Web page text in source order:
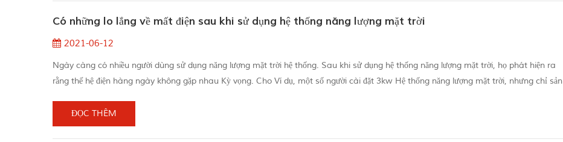
Có những lo lắng về mất điện sau khi sử dụng hệ thống năng lượng mặt trời
2021-06-12
Ngày càng có nhiều người dùng sử dụng năng lượng mặt trời hệ thống. Sau khi sử dụng hệ thống năng lượng mặt trời, họ phát hiện ra
rằng thế hệ điện hàng ngày không gặp nhau Kỳ vọng. Cho Ví dụ, một số người cài đặt 3kw Hệ thống năng lượng mặt trời, nhưng chỉ sản
của dâ...ĐỌC THÊM